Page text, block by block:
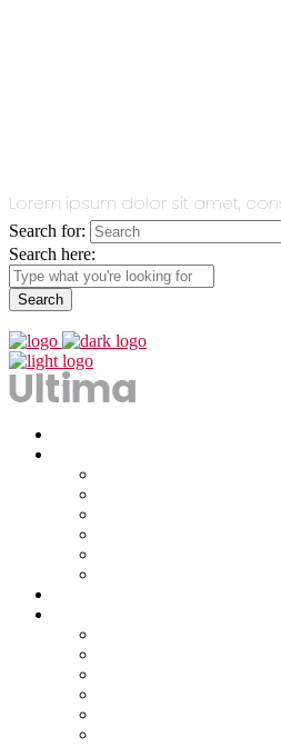
Lorem ipsum dolor sit amet,
Search for:
Search here: